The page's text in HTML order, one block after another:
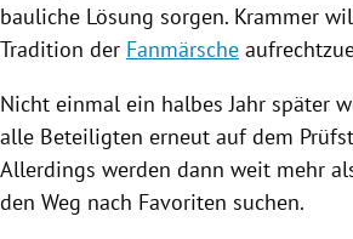
bauliche Lösung sorgen. Krammer
Tradition der Fanmärsche
Nicht einmal ein halbes Jahr später
alle Beteiligten erneut auf dem
Allerdings werden dann weit mehr
den Weg nach Favoriten suchen.